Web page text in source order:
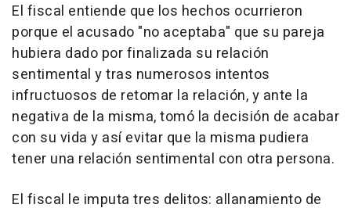
El fiscal entiende que los hechos ocurrieron
porque el acusado "no aceptaba" que su pareja
hubiera dado por finalizada su relación
sentimental y tras numerosos intentos
infructuosos de retomar la relación, y ante la
negativa de la misma, tomó la decisión de acabar
con su vida y así evitar que la misma pudiera
tener una relación sentimental con otra persona.
El fiscal le imputa tres delitos: allanamiento de